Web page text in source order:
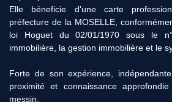
Afficher le téléphone